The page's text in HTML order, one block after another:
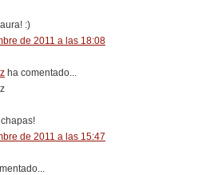
:)
de 2011 a las 18:08
ha comentado...
de 2011 a las 15:47